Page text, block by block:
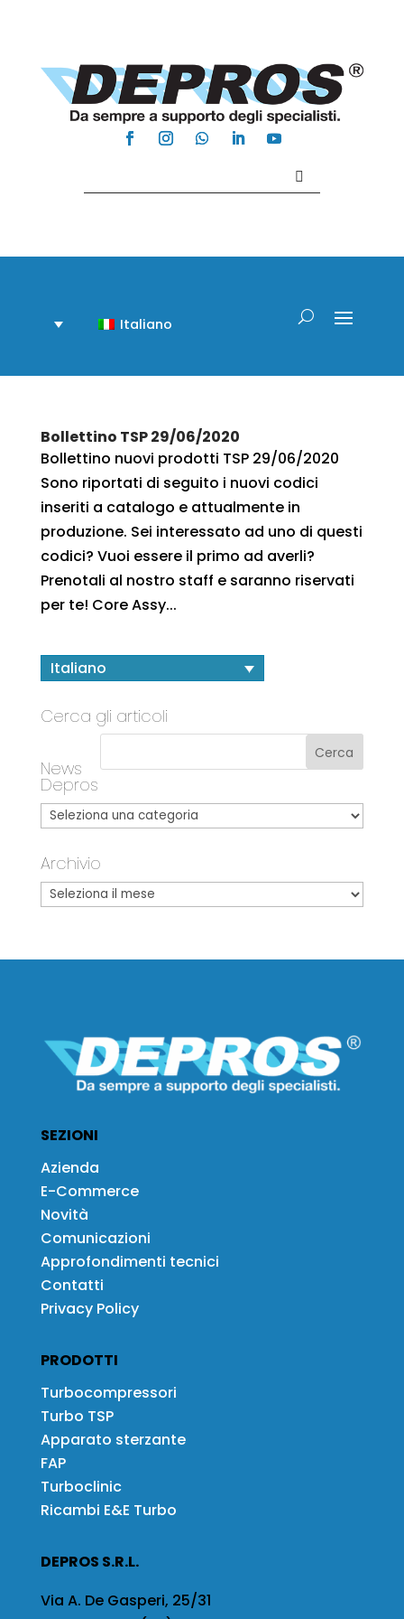
Italiano
Bollettino TSP 29/06/2020
Bollettino nuovi prodotti TSP 29/06/2020
Sono riportati di seguito i nuovi codici
inseriti a catalogo e attualmente in
produzione. Sei interessato ad uno di questi
codici? Vuoi essere il primo ad averli?
Prenotali al nostro staff e saranno riservati
per te! Core Assy...
Italiano
Cerca gli articoli
News
Depros
Archivio
SEZIONI
Azienda
E-Commerce
Novità
Comunicazioni
Approfondimenti tecnici
Contatti
Privacy Policy
PRODOTTI
Turbocompressori
Turbo TSP
Apparato sterzante
FAP
Turboclinic
Ricambi E&E Turbo
DEPROS S.R.L.
Via A. De Gasperi, 25/31